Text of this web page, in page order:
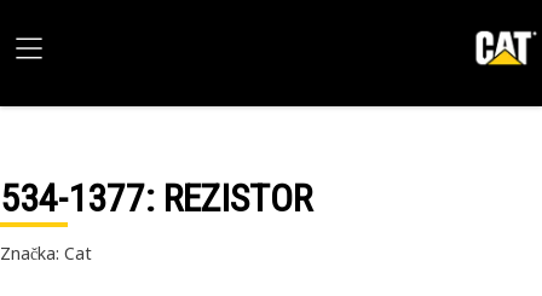
534-1377: REZISTOR
Značka: Cat